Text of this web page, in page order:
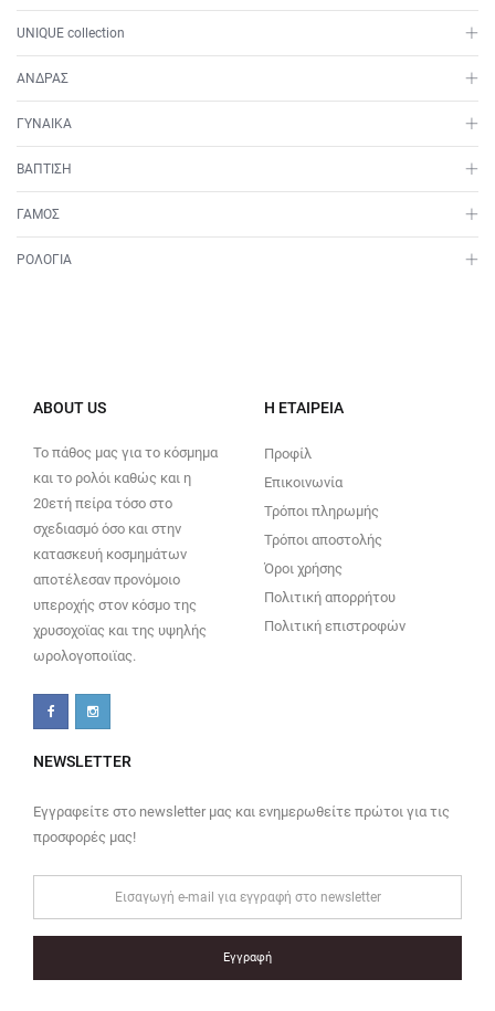
UNIQUE collection
ΑΝΔΡΑΣ
ΓΥΝΑΙΚΑ
ΒΑΠΤΙΣΗ
ΓΑΜΟΣ
ΡΟΛΟΓΙΑ
ABOUT US
Το πάθος μας για το κόσμημα
και το ρολόι καθώς και η
20ετή πείρα τόσο στο
σχεδιασμό όσο και στην
κατασκευή κοσμημάτων
αποτέλεσαν προνόμοιο
υπεροχής στον κόσμο της
χρυσοχοϊας και της υψηλής
ωρολογοποιϊας.
Η ΕΤΑΙΡΕΊΑ
Προφίλ
Επικοινωνία
Τρόποι πληρωμής
Τρόποι αποστολής
Όροι χρήσης
Πολιτική απορρήτου
Πολιτική επιστροφών
NEWSLETTER
Εγγραφείτε στο newsletter μας και ενημερωθείτε πρώτοι για τις
προσφορές μας!
Εγγραφή